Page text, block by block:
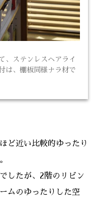
、ステンレスヘアライ
は、棚板同様ナラ材で
ど近い比較的ゆったり
したが、2階のリビン
ムのゆったりした空